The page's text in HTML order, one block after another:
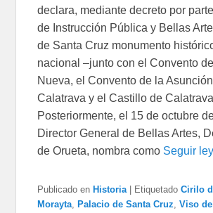
declara, mediante decreto por
de Instrucción Pública y Bellas
de Santa Cruz monumento
nacional –junto con el Convento
Nueva, el Convento de la
Calatrava y el Castillo de
Posteriormente, el 15 de octubre
Director General de Bellas Artes,
de Orueta, nombra como Seguir
Publicado en Historia Etiquetado Cirilo
Morayta, Palacio de Santa Cruz,Viso